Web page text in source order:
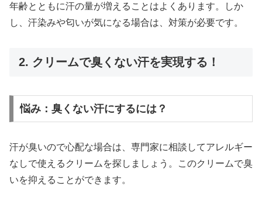
年齢とともに汗の量が増えることはよくあります。しか
し、汗染みや匂いが気になる場合は、対策が必要です。
2. クリームで臭くない汗を実現する！
悩み：臭くない汗にするには？
汗が臭いので心配な場合は、専門家に相談してアレルギー
なしで使えるクリームを探しましょう。このクリームで臭
いを抑えることができます。